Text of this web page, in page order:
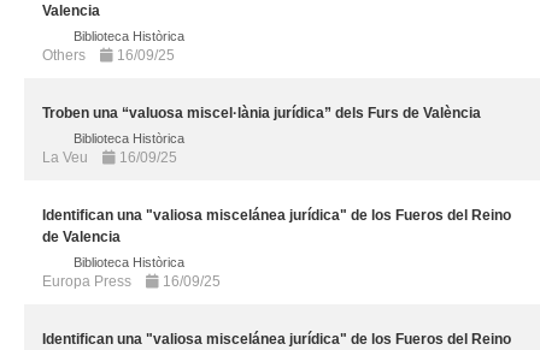
Valencia
Biblioteca Històrica
Others 16/09/25
Troben una “valuosa miscel·lània jurídica” dels Furs de València
Biblioteca Històrica
La Veu 16/09/25
Identifican una "valiosa miscelánea jurídica" de los Fueros del Reino
de Valencia
Biblioteca Històrica
Europa Press 16/09/25
Identifican una "valiosa miscelánea jurídica" de los Fueros del Reino